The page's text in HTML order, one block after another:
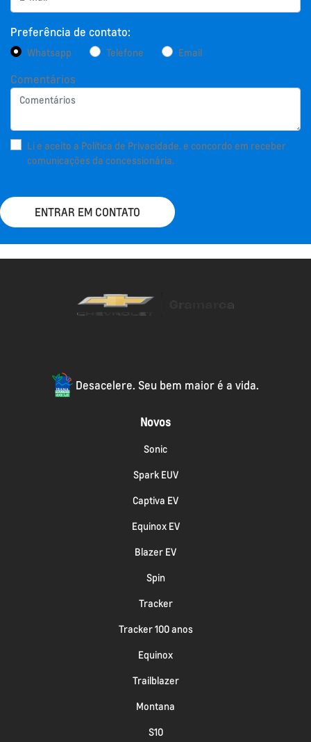
Preferência de contato:
Whatsapp Telefone Email
Comentários
Li e aceito a Política de Privacidade.e concordo em receber
comunicações da concessionária.
ENTRAR EM CONTATO
Desacelere. Seu bem maior é a vida.
Novos
Sonic
Spark EUV
Captiva EV
Equinox EV
Blazer EV
Spin
Tracker
Tracker 100 anos
Equinox
Trailblazer
Montana
S10